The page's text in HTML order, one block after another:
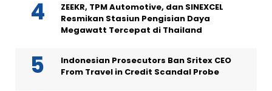
ZEEKR, TPM Automotive, dan SINEXCEL
Resmikan Stasiun Pengisian Daya
Megawatt Tercepat di Thailand
Indonesian Prosecutors Ban Sritex CEO
From Travel in Credit Scandal Probe